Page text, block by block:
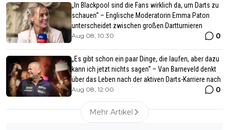
„In Blackpool sind die Fans wirklich da, um Darts zu
schauen“ – Englische Moderatorin Emma Paton
unterscheidet zwischen großen Dartturnieren
Aug 08, 10:30 0
„Es gibt schon ein paar Dinge, die laufen, aber dazu
kann ich jetzt nichts sagen“ – Van Barneveld denkt
über das Leben nach der aktiven Darts-Karriere nach
Aug 08, 12:00 0
Mehr Artikel